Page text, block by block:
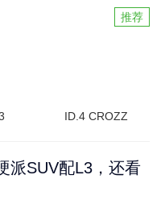
推荐
ID.4 CROZZ
派SUV配L3，还看